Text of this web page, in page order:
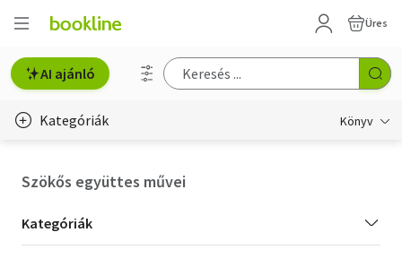
Üres
AI ajánló
Kategóriák Könyv
Szökős együttes művei
Kategória
szűrés
Kategóriák